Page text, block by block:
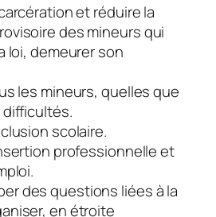
et réduire la
des mineurs qui
loi, demeurer son
les mineurs, quelles que
scolaire.
professionnelle et
des questions liées à la
en étroite